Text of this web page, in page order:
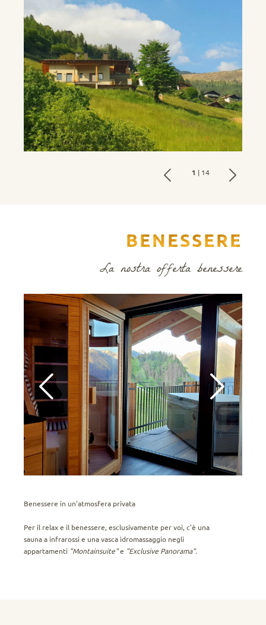
1 | 14
BENESSERE
La nostra offerta benessere
Benessere in un'atmosfera privata
Per il relax e il benessere, esclusivamente per voi, c'è una
sauna a infrarossi e una vasca idromassaggio negli
appartamenti "Montainsuite"e "Exclusive Panorama".